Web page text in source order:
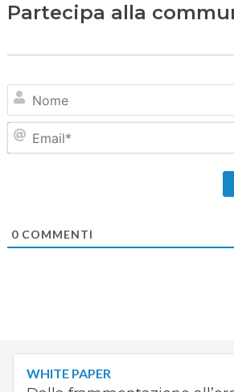
Partecipa alla
0COMMENTI
WHITE PAPER